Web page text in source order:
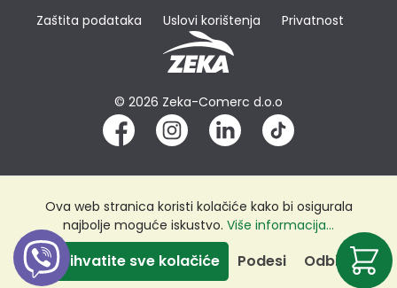
Zaštita podataka Uslovi korištenja Privatnost
© 2026 Zeka-Comerc d.o.o
Ova web stranica koristi kolačiće kako bi osigurala
najbolje moguće iskustvo. Više informacija...
Odbij
Podesi
Prihvatite sve kolačiće